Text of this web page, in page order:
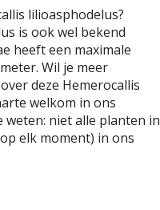
lilioasphodelus?
is ook wel bekend
heeft een maximale
Wil je meer
deze Hemerocallis
welkom in ons
niet alle planten in
elk moment) in ons